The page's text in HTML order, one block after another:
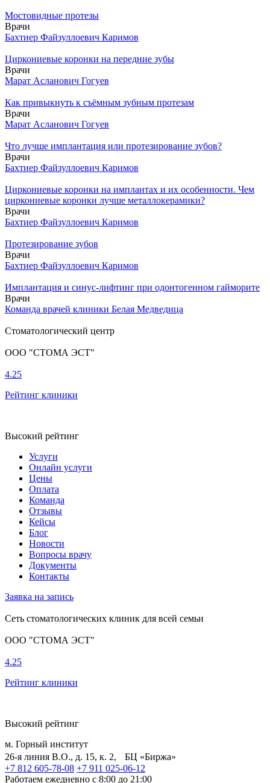
Мостовидные протезы
Врачи
Бахтиер Файзуллоевич Каримов
Циркониевые коронки на передние зубы
Врачи
Марат Асланович Гогуев
Как привыкнуть к съёмным зубным протезам
Врачи
Марат Асланович Гогуев
Что лучше имплантация или протезирование зубов?
Врачи
Бахтиер Файзуллоевич Каримов
Циркониевые коронки на имплантах и их особенности. Чем
циркониевые коронки лучше металлокерамики?
Врачи
Бахтиер Файзуллоевич Каримов
Протезирование зубов
Врачи
Бахтиер Файзуллоевич Каримов
Имплантация и синус-лифтинг при одонтогенном гайморите
Врачи
Команда врачей клиники Белая Медведица
Стоматологический центр
ООО "СТОМА ЭСТ"
4.25
Рейтинг клиники
Высокий рейтинг
Услуги
Онлайн услуги
Цены
Оплата
Команда
Отзывы
Кейсы
Блог
Новости
Вопросы врачу
Документы
Контакты
Заявка на запись
Сеть стоматологических клиник для всей семьи
ООО "СТОМА ЭСТ"
4.25
Рейтинг клиники
Высокий рейтинг
м. Горный институт
26-я линия В.О., д. 15, к. 2, БЦ «Биржа»
+7 812 605-78-08 +7 911 025-06-12
Работаем ежедневно с 8:00 до 21:00